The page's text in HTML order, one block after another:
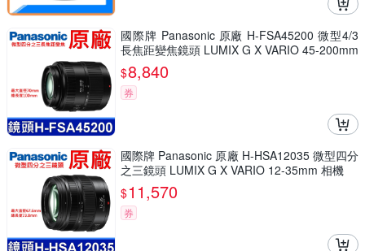
國際牌 Panasonic 原廠 H-FSA45200 微型4/3
長焦距變焦鏡頭 LUMIX G X VARIO 45-200mm
單眼鏡頭 相機
$8,840
券
國際牌 Panasonic 原廠 H-HSA12035 微型四分
之三鏡頭 LUMIX G X VARIO 12-35mm 相機
$11,570
券